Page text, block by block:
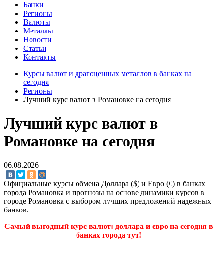
Банки
Регионы
Валюты
Металлы
Новости
Статьи
Контакты
Курсы валют и драгоценных металлов в банках на
сегодня
Регионы
Лучший курс валют в Романовке на сегодня
Лучший курс валют в
Романовке на сегодня
06.08.2026
Официальные курсы обмена Доллара ($) и Евро (€) в банках
города Романовка и прогнозы на основе динамики курсов в
городе Романовка с выбором лучших предложений надежных
банков.
Самый выгодный курс валют: доллара и евро на сегодня в
банках города тут!